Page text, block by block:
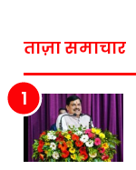
ताज़ा समाचार